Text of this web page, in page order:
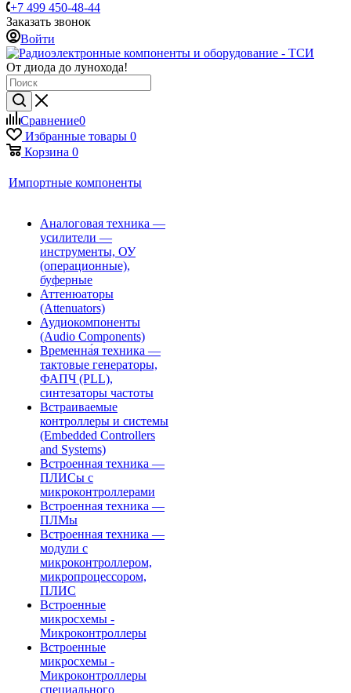
+7 499 450-48-44
Заказать звонок
Войти
От диода до лунохода!
Сравнение0
Избранные товары 0
Корзина 0
Импортные компоненты
Аналоговая техника —
усилители —
инструменты, ОУ
(операционные),
буферные
Аттенюаторы
(Attenuators)
Аудиокомпоненты
(Audio Components)
Временна́я техника —
тактовые генераторы,
ФАПЧ (PLL),
синтезаторы частоты
Встраиваемые
контроллеры и системы
(Embedded Controllers
and Systems)
Встроенная техника —
ПЛИСы с
микроконтроллерами
Встроенная техника —
ПЛМы
Встроенная техника —
модули с
микроконтроллером,
микропроцессором,
ПЛИС
Встроенные
микросхемы -
Микроконтроллеры
Встроенные
микросхемы -
Микроконтроллеры
специального